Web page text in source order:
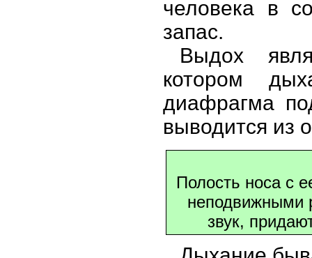
человека в
запас.
Выдох
котором
диафрагма
выводится из
Полость носа с
неподвижными
звук,